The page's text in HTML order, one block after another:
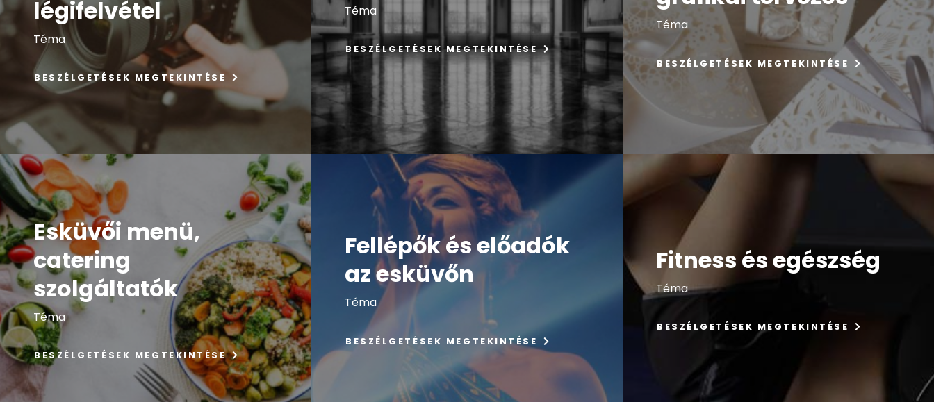
légifelvétel
Téma
BESZÉLGETÉSEK MEGTEKINTÉSE
Téma
BESZÉLGETÉSEK MEGTEKINTÉSE
Téma
BESZÉLGETÉSEK MEGTEKINTÉSE
Esküvői menü,
catering
szolgáltatók
Téma
BESZÉLGETÉSEK MEGTEKINTÉSE
Fellépők és előadók
az esküvőn
Téma
BESZÉLGETÉSEK MEGTEKINTÉSE
Fitness és egészség
Téma
BESZÉLGETÉSEK MEGTEKINTÉSE